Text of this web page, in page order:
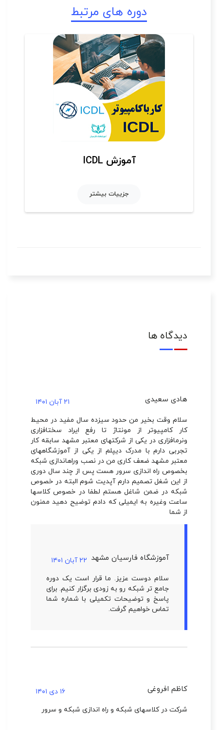
دوره های مرتبط
آموزش ICDL
جزییات بیشتر
دیدگاه ها
هادی سعیدی
۲۱ آبان ۱۴۰۱
سلام وقت بخیر من حدود سیزده سال مفید در محیط
کار کامپیوتر از مونتاژ تا رفع ایراد سختافزاری
ونرمافزاری در یکی از شرکتهای معتبر مشهد سابقه کار
تجربی دارم با مدرک دیپلم از یکی از آموزشگاههای
معتبر مشهد ضعف کاری من در نصب وراهاندازی شبکه
بخصوص راه اندازی سرور هست پس از چند سال دوری
از این شغل تصمیم دارم آپدیت شوم البته در خصوص
شبکه در ضمن شاغل هستم لطفا در خصوص کلاسها
ساعت وغیره به ایمیلی که دادم توضیح دهید ممنون
از شما
آموزشگاه فارسیان مشهد ۲۲ آبان ۱۴۰۱
سلام دوست عزیز. ما قرار است یک دوره
جامع تر شبکه رو به زودی برگزار کنیم. برای
پاسخ و توضیحات تکمیلی با شماره شما
تماس خواهیم گرفت.
کاظم افروغی
۱۶ دی ۱۴۰۱
شرکت در کلاسهای شبکه و راه اندازی شبکه و سرور